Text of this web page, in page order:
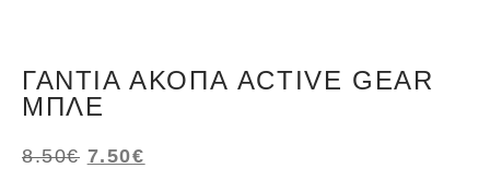
ΓΆΝΤΙΑ ΆΚΟΠΑ ACTIVE GEAR
ΜΠΛΈ
8.50€ 7.50€